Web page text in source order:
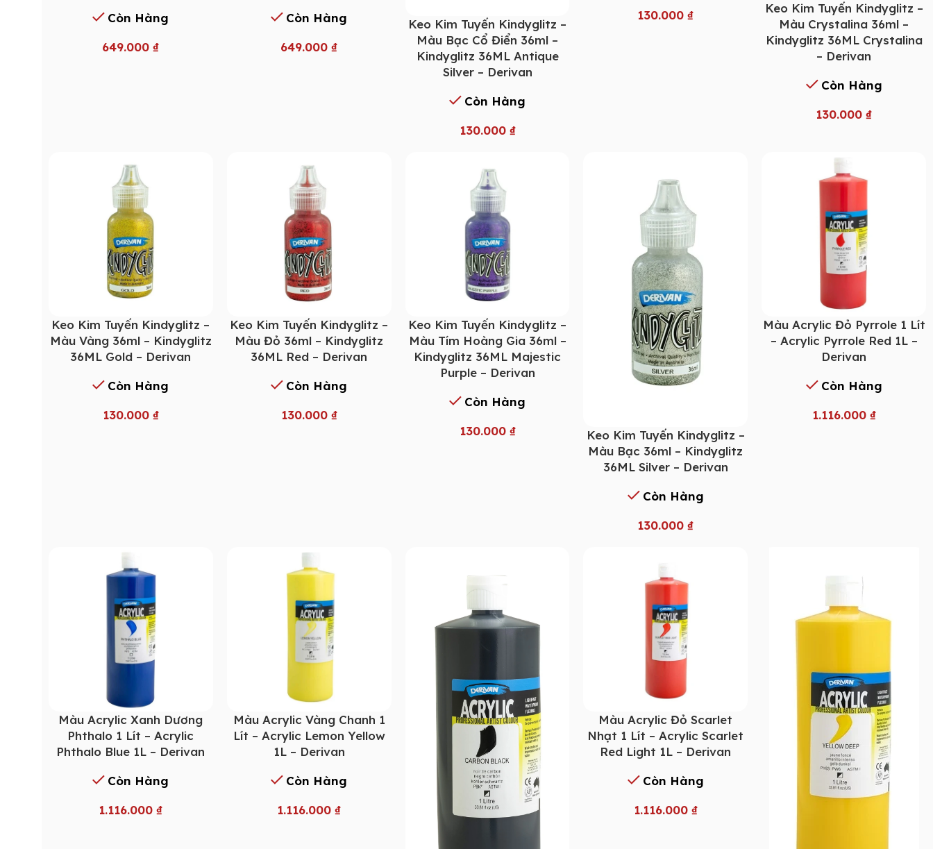
Còn Hàng
649.000₫
Còn Hàng
649.000₫
Keo Kim Tuyến Kindyglitz –
Màu Bạc Cổ Điển 36ml –
Kindyglitz 36ML Antique
Silver – Derivan
Còn Hàng
130.000 ₫
130.000₫
Keo Kim Tuyến Kindyglitz –
Màu Crystalina 36ml –
Kindyglitz 36ML Crystalina
– Derivan
Còn Hàng
130.000₫
Keo Kim Tuyến Kindyglitz –
Màu Vàng 36ml – Kindyglitz
36ML Gold – Derivan
Còn Hàng
130.000 ₫
Keo Kim Tuyến Kindyglitz –
Màu Đỏ 36ml – Kindyglitz
36ML Red – Derivan
Còn Hàng
130.000 ₫
Keo Kim Tuyến Kindyglitz –
Màu Tím Hoàng Gia 36ml –
Kindyglitz 36ML Majestic
Purple – Derivan
Còn Hàng
130.000 ₫
Keo Kim Tuyến Kindyglitz –
Màu Bạc 36ml – Kindyglitz
36ML Silver – Derivan
Còn Hàng
130.000₫
Màu Acrylic Đỏ Pyrrole 1 Lít
– Acrylic Pyrrole Red 1L –
Derivan
Còn Hàng
1.116.000 ₫
Màu Acrylic Xanh Dương
Phthalo 1 Lít – Acrylic
Phthalo Blue 1L – Derivan
Còn Hàng
1.116.000₫
Màu Acrylic Vàng Chanh 1
Lít – Acrylic Lemon Yellow
1L – Derivan
Còn Hàng
1.116.000₫
Màu Acrylic Đỏ Scarlet
Nhạt 1 Lít – Acrylic Scarlet
Red Light 1L – Derivan
Còn Hàng
1.116.000 ₫